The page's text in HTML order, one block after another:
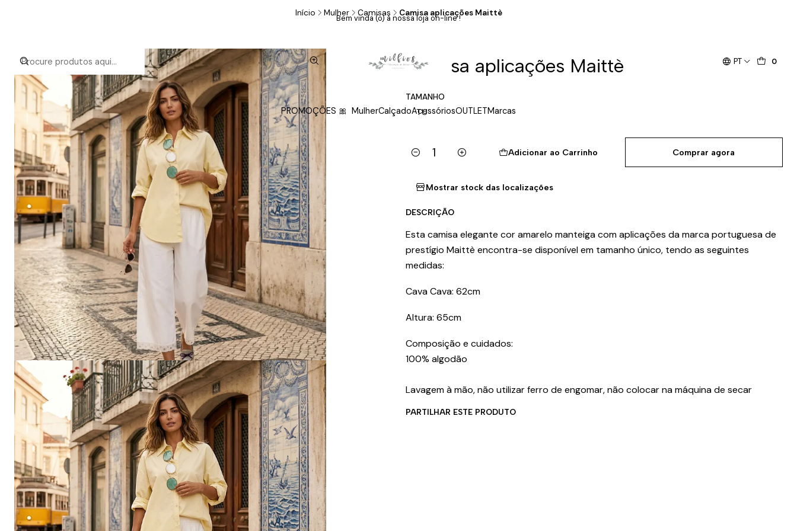
PT 0
PROMOÇÕES 🎀 MulherCalçadoAcessóriosOUTLETMarcas
Bem vinda (o) à nossa loja on-line !
Início Mulher Camisas Camisa aplicações Maittè
Camisa aplicações Maittè
TAMANHO
TU
Quantidade
Adicionar ao Carrinho Comprar agora
Mostrar stock das localizações
DESCRIÇÃO
Esta camisa elegante cor amarelo manteiga com aplicações da marca portuguesa de
prestígio Maittè encontra-se disponível em tamanho único, tendo as seguintes
medidas:
Cava Cava: 62cm
Altura: 65cm
Composição e cuidados:
100% algodão
Lavagem à mão, não utilizar ferro de engomar, não colocar na máquina de secar
PARTILHAR ESTE PRODUTO